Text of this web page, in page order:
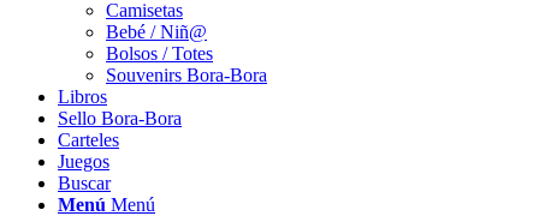
Camisetas
Bebé / Niñ@
Bolsos / Totes
Souvenirs Bora-Bora
Libros
Sello Bora-Bora
Carteles
Juegos
Buscar
Menú Menú